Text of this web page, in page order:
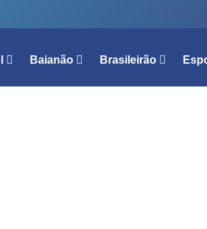
Baianão Brasileirão